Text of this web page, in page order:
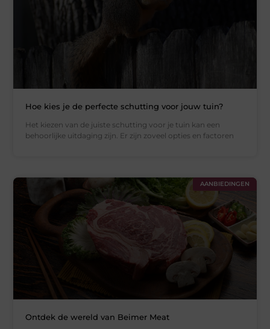
Hoe kies je de perfecte schutting voor jouw tuin?
Het kiezen van de juiste schutting voor je tuin kan een
behoorlijke uitdaging zijn. Er zijn zoveel opties en factoren
AANBIEDINGEN
Ontdek de wereld van Beimer Meat